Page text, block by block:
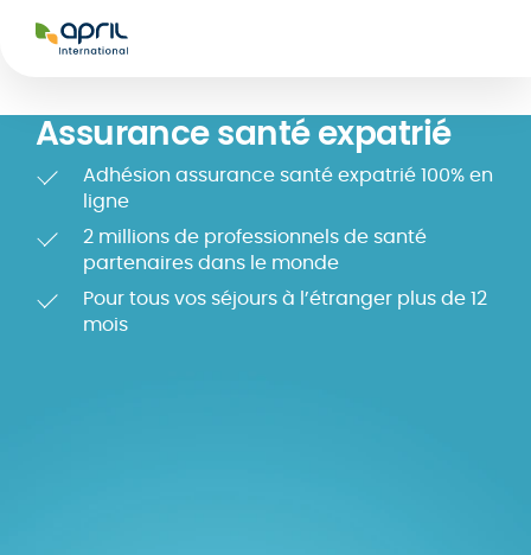
International
Glossaire
Prise en charge
Réseaux de
Assurance santé expatrié
Adhésion assurance santé expatrié 100% en
ligne
2 millions de professionnels de santé
partenaires dans le monde
Pour tous vos séjours à l’étranger plus de 12
mois